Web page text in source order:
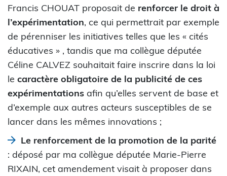
Francis CHOUAT proposait de renforcer le droit à
l’expérimentation, ce qui permettrait par exemple
de pérenniser les initiatives telles que les « cités
éducatives » , tandis que ma collègue députée
Céline CALVEZ souhaitait faire inscrire dans la loi
le caractère obligatoire de la publicité de ces
expérimentations afin qu’elles servent de base et
d’exemple aux autres acteurs susceptibles de se
lancer dans les mêmes innovations ;
Le renforcement de la promotion de la parité
: déposé par ma collègue députée Marie-Pierre
RIXAIN, cet amendement visait à proposer dans